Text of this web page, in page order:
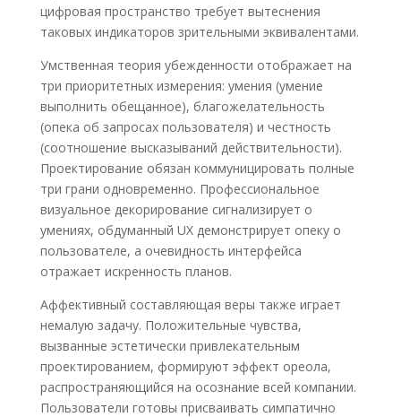
цифровая пространство требует вытеснения
таковых индикаторов зрительными эквивалентами.
Умственная теория убежденности отображает на
три приоритетных измерения: умения (умение
выполнить обещанное), благожелательность
(опека об запросах пользователя) и честность
(соотношение высказываний действительности).
Проектирование обязан коммуницировать полные
три грани одновременно. Профессиональное
визуальное декорирование сигнализирует о
умениях, обдуманный UX демонстрирует опеку о
пользователе, а очевидность интерфейса
отражает искренность планов.
Аффективный составляющая веры также играет
немалую задачу. Положительные чувства,
вызванные эстетически привлекательным
проектированием, формируют эффект ореола,
распространяющийся на осознание всей компании.
Пользователи готовы присваивать симпатично